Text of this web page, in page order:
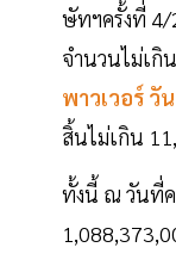
ษัทฯครั้งที่ 4/
จำนวนไม่เกิ
พาวเวอร์ วัน
สิ้นไม่เกิน
ทั้งนี้ ณ วันที่ค